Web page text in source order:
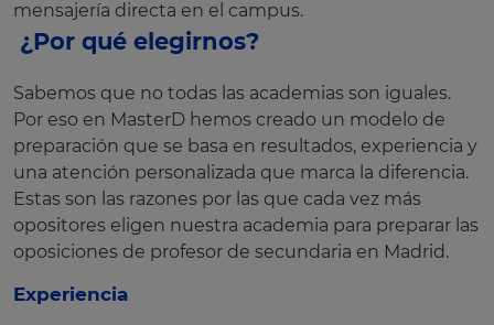
mensajería directa en el campus.
¿Por qué elegirnos?
Sabemos que no todas las academias son iguales.
Por eso en MasterD hemos creado un modelo de
preparación que se basa en resultados, experiencia y
una atención personalizada que marca la diferencia.
Estas son las razones por las que cada vez más
opositores eligen nuestra academia para preparar las
oposiciones de profesor de secundaria en Madrid.
Experiencia